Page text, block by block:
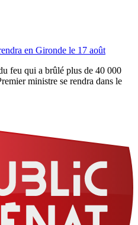
en Gironde le 17 août
feu qui a brûlé plus de 40 000
ministre se rendra dans le